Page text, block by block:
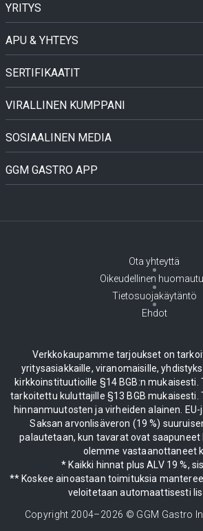
YRITYS
APU & YHTEYS
SERTIFIKAATIT
VIRALLINEN KUMPPANI
SOSIAALINEN MEDIA
GGM GASTRO APP
Ota yhteyttä
Oikeudellinen
Tietosuojakäytäntö
Ehdot
Verkkokaupamme tarjoukset on
yritysasiakkaille, viranomaisille,
kirkkoinstituutioille §14 BGB:n mukaisesti.
tarkoitettu kuluttajille §13 BGB mukaisesti.
hinnanmuutosten ja virheiden alainen.
Saksan arvonlisäveron (19 %)
palautetaan, kun tavarat ovat saapuneet
olemme vastaanottaneet
* Kaikki hinnat plus ALV 19 %,
** Koskee ainoastaan toimituksia
veloitetaan automaattisesti
Copyright 2004–2026 © GGM Gastro